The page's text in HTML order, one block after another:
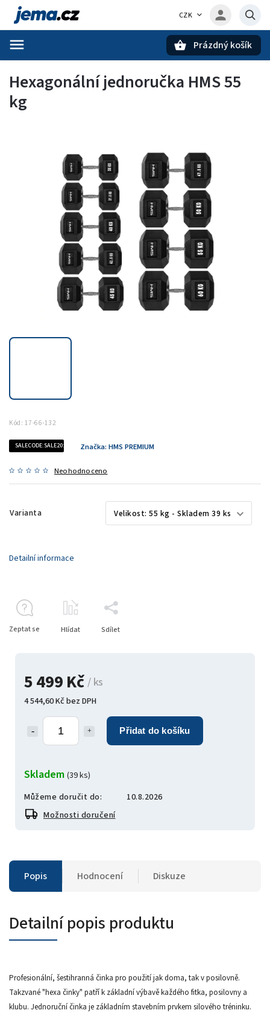
CZK
Prázdný košík
Hexagonální jednoručka HMS 55
kg
Kód: 17-66-132
SALECODE:SALE20:20:%
Neohodnoceno
Značka: HMS PREMIUM
Varianta
5 499 Kč/ ks
4 544,60 Kč bez DPH
Přidat do košíku
Skladem (39 ks)
Můžeme doručit do:
10.8.2026
Možnosti doručení
Detailní informace
Zeptat se Hlídat Sdílet
Popis Hodnocení Diskuze
Detailní popis produktu
Profesionální, šestihranná činka pro použití jak doma, tak v posilovně.
Takzvané "hexa činky" patří k základní výbavě každého fitka, posilovny a
klubu. Jednoruční činka je základním stavebním prvkem silového tréninku.